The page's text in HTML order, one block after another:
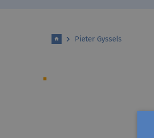
Pieter Gyssels